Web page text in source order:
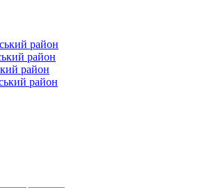
район
район
район
район